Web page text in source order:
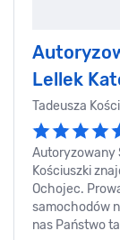
Lellek
Tadeusza
Autoryzowany
Kościuszki
Ochojec.
samochodów
nas Państwo